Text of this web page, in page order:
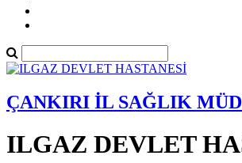
ÇANKIRI İL SAĞLIK
ILGAZ DEVLET